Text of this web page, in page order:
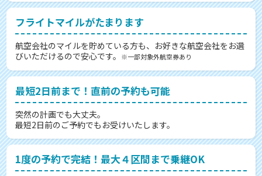
フライトマイルがたまります
航空会社のマイルを貯めている方も、お好きな航空会社をお選
びいただけるので安心です。
※一部対象外航空券あり
最短2日前まで！直前の予約も可能
突然の計画でも大丈夫。
最短2日前のご予約でもお受けいたします。
1度の予約で完結！最大４区間まで乗継OK